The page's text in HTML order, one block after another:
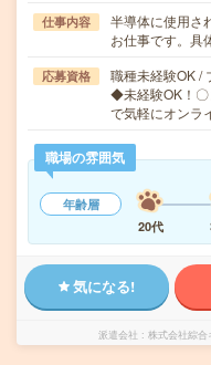
仕事内容
半導体に使用さ
お仕事です。具
応募資格
職種未経験OK /
◆未経験OK！〇
で気軽にオン
職場の雰囲気
年齢層
20代
気になる!
派遣会社 株式会社綜